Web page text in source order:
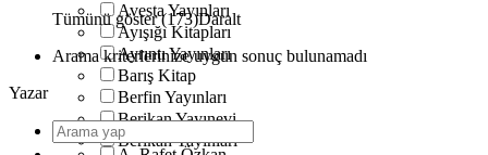
Avesta Yayınları
Ayışığı Kitapları
Ayrıntı Yayınları
Barış Kitap
Berfin Yayınları
Berikan Yayınevi
Berikan Yayınları
Tümünü göster (173)Daralt
Arama kriterlerinize uygun sonuç bulunamadı
Yazar